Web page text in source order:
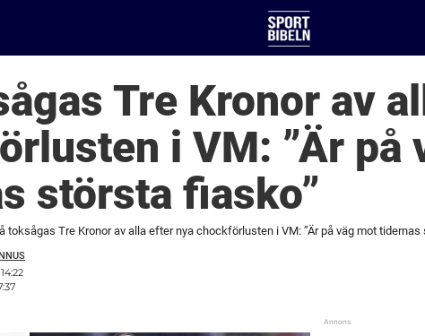
Tre Kronor av
i VM: ”Är på
största fiasko”
toksågas Tre Kronor av alla efter nya chockförlusten i VM: ”Är på väg mot tidernas